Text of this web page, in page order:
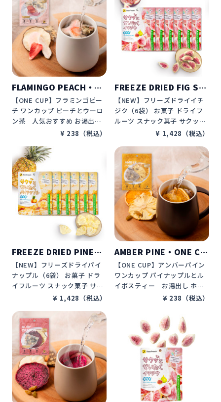
り物　DozoFreeshフルーツテ
ィー
レス　ノンカフェイン　水分補
給　プレゼント　ギフト　贈り
FLAMINGO PEACH・O
NE CUP
【ONE CUP】フラミンゴピー
チ ワンカップ ピーチとウーロ
ン茶　人気おすすめ お湯出
し　ホット 無添加　砂糖不使
レス　ダイエットウォーター
デザートティー　水分補給　プ
レゼント　ギフト　贈り物　D
ozoFreeshフルーツティー
¥ 238（税込）
FREEZE DRIED FIG SE
T OF 6BAGS
【NEW】フリーズドライイチ
ジク（6袋） お菓子 ドライフ
ルーツ スナック菓子 サクッと
贅沢イチジク 砂糖不使用 オイ
ント ギフト 贈り物 DozoFree
¥ 1,428（税込）
FREEZE DRIED PINEAP
PLE
SET OF 6BAGS
【NEW】フリーズドライパイ
ナップル（6袋） お菓子 ドラ
イフルーツ スナック菓子 サク
ッと贅沢パイナップル 砂糖不
ー プレゼント ギフト 贈り物 D
ozoFreesh
¥ 1,428（税込）
AMBER PINE・ONE CU
P【ONE CUP】アンバーパイン
ワンカップ パイナップルとル
イボスティー　お湯出し ホッ
ト　無添加　砂糖不使用　カロ
ィーバッグ　水分補給　プレゼ
ント　ギフト　贈り物　Dozo
Freeshフルーツティー
¥ 238（税込）